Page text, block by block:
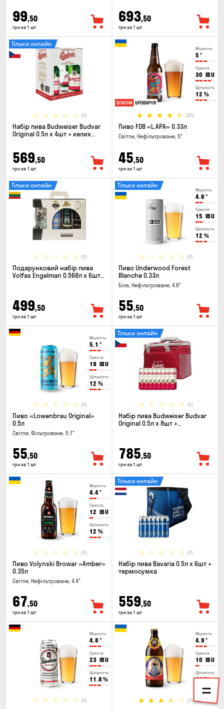
99,50
грн за 1 шт
693,50
грн за 1 шт
(0)
Тільки онлайн
Набір пива Budweiser Budvar
Original 0.5л х 4шт + келих
569,50
грн за 1 шт
Міцність
5 °
Гіркота
30 IBU
Щільність
12 %
(30)
Пиво FDB «L.APA» 0.33л
Світле, Нефільтроване, 5°
45,50
грн за 1 шт
(0)
Тільки онлайн
Подарунковий набір пива
Volfas Engelman 0.568л x 6шт +
499,50
грн за 1 шт
Міцність
4.6 °
Гіркота
15 IBU
Щільність
12 %
(0)
Тільки онлайн
Пиво Underwood Forest
Blanche 0.33л
Біле, Нефільтроване, 4.6°
55,50
грн за 1 шт
Міцність
5.1 °
Гіркота
19 IBU
Щільність
12 %
(0)
Пиво «Lowenbrau Original»
0.5л
Світле, Фільтроване, 5.1°
55,50
грн за 1 шт
(0)
Тільки онлайн
Набір пива Budweiser Budvar
Original 0.5л х 8шт +
785,50
грн за 1 шт
Міцність
4.4°
Гіркота
12 IBU
Щільність
12 %
(0)
Пиво Volynski Browar «Amber»
0.35л
Світле, Нефільтроване, 4.4°
67,50
грн за 1 шт
(0)
Тільки онлайн
Набір пива Bavaria 0.5л х 6шт +
термосумка
559,50
грн за 1 шт
Міцність
4.8 °
Гіркота
23 IBU
Щільність
11.8 %
(0)
Міцність
4.9 °
Гіркота
10 IBU
Щільність
11%
(3)